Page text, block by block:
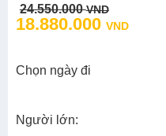
24.550.000VND
Original
price
was:
18.880.000 VND
Current
price
is:
Chọn ngày đi
Người lớn: